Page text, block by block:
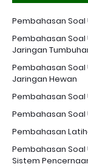
Pembahasan Soal
Pembahasan Soal
Jaringan
Pembahasan Soal
Jaringan Hewan
Pembahasan
Pembahasan Soal
Pembahasan
Pembahasan
Sistem